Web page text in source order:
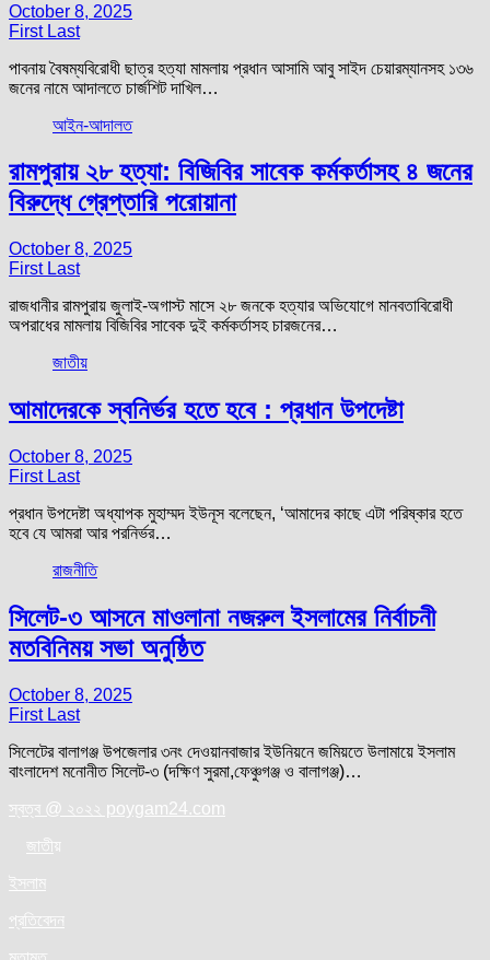
October 8, 2025
First Last
পাবনায় বৈষম্যবিরোধী ছাত্র হত্যা মামলায় প্রধান আসামি আবু সাইদ চেয়ারম্যানসহ ১৩৬
জনের নামে আদালতে চার্জশিট দাখিল…
আইন-আদালত
রামপুরায় ২৮ হত্যা: বিজিবির সাবেক কর্মকর্তাসহ ৪ জনের
বিরুদ্ধে গ্রেপ্তারি পরোয়ানা
October 8, 2025
First Last
রাজধানীর রামপুরায় জুলাই-অগাস্ট মাসে ২৮ জনকে হত্যার অভিযোগে মানবতাবিরোধী
অপরাধের মামলায় বিজিবির সাবেক দুই কর্মকর্তাসহ চারজনের…
জাতীয়
আমাদেরকে স্বনির্ভর হতে হবে : প্রধান উপদেষ্টা
October 8, 2025
First Last
প্রধান উপদেষ্টা অধ্যাপক মুহাম্মদ ইউনূস বলেছেন, ‘আমাদের কাছে এটা পরিষ্কার হতে
হবে যে আমরা আর পরনির্ভর…
রাজনীতি
সিলেট-৩ আসনে মাওলানা নজরুল ইসলামের নির্বাচনী
মতবিনিময় সভা অনুষ্ঠিত
October 8, 2025
First Last
সিলেটের বালাগঞ্জ উপজেলার ৩নং দেওয়ানবাজার ইউনিয়নে জমিয়তে উলামায়ে ইসলাম
বাংলাদেশ মনোনীত সিলেট-৩ (দক্ষিণ সুরমা,ফেঞ্চুগঞ্জ ও বালাগঞ্জ)…
স্বত্ব @ ২০২২ poygam24.com
জাতীয়
ইসলাম
প্রতিবেদন